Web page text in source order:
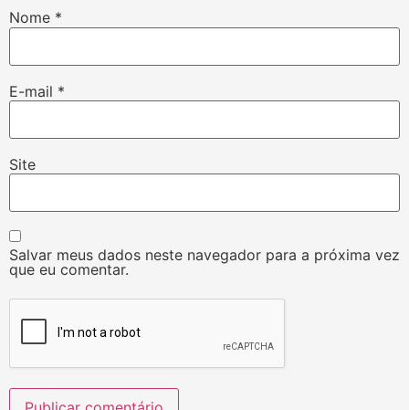
Nome *
E-mail *
Site
Salvar meus dados neste navegador para a próxima vez
que eu comentar.